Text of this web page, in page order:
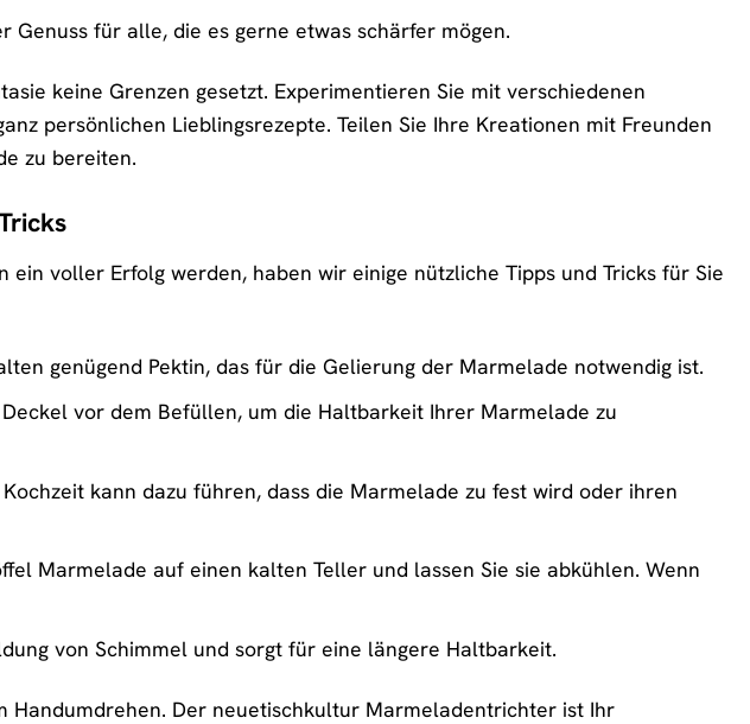
Genuss für alle, die es gerne etwas schärfer mögen.
keine Grenzen gesetzt. Experimentieren Sie mit verschiedenen
persönlichen Lieblingsrezepte. Teilen Sie Ihre Kreationen mit Freunden
zu bereiten.
voller Erfolg werden, haben wir einige nützliche Tipps und Tricks für Sie
genügend Pektin, das für die Gelierung der Marmelade notwendig ist.
vor dem Befüllen, um die Haltbarkeit Ihrer Marmelade zu
kann dazu führen, dass die Marmelade zu fest wird oder ihren
Marmelade auf einen kalten Teller und lassen Sie sie abkühlen. Wenn
von Schimmel und sorgt für eine längere Haltbarkeit.
Handumdrehen. Der neuetischkultur Marmeladentrichter ist Ihr